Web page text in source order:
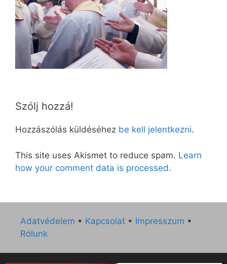
Szólj hozzá!
Hozzászólás küldéséhez be kell jelentkezni.
This site uses Akismet to reduce spam. Learn
how your comment data is processed.
Adatvédelem • Kapcsolat • Impresszum •
Rólunk